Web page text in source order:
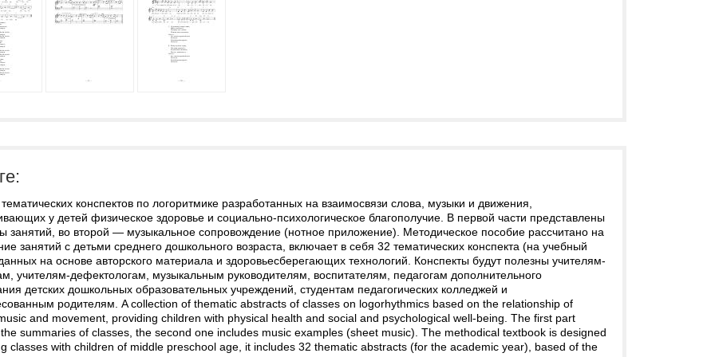
конспектов по логоритмике разработанных на взаимосвязи слова, музыки и движения,
у детей физическое здоровье и социально-психологическое благополучие. В первой части представлены
занятий, во второй — музыкальное сопровождение (нотное приложение). Методическое пособие рассчитано на
занятий с детьми среднего дошкольного возраста, включает в себя 32 тематических конспекта (на учебный
на основе авторского материала и здоровьесберегающих технологий. Конспекты будут полезны учителям-
учителям-дефектологам, музыкальным руководителям, воспитателям, педагогам дополнительного
детских дошкольных образовательных учреждений, студентам педагогических колледжей и
родителям. A collection of thematic abstracts of classes on logorhythmics based on the relationship of
and movement, providing children with physical health and social and psychological well-being. The first part
summaries of classes, the second one includes music examples (sheet music). The methodical textbook is designed
classes with children of middle preschool age, it includes 32 thematic abstracts (for the academic year), based of the